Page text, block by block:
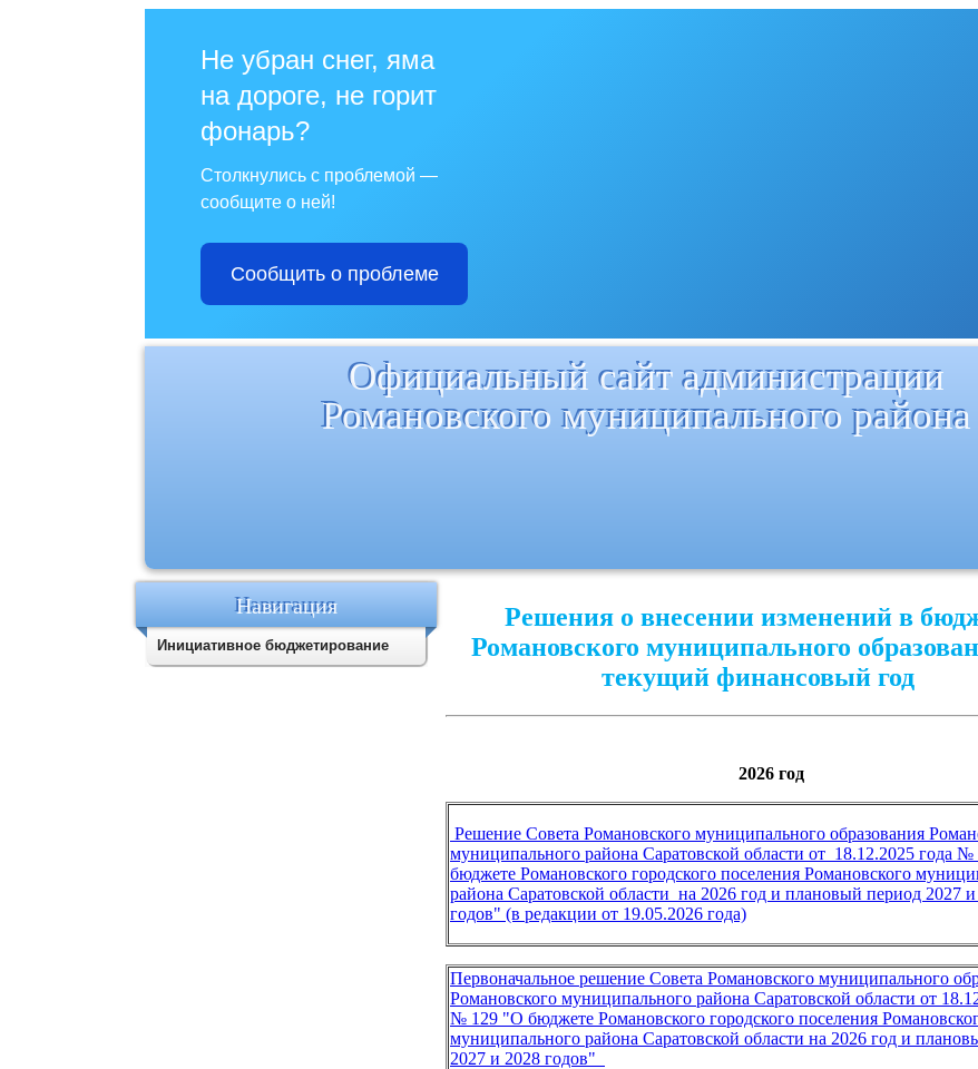
Не убран снег, яма
на дороге, не горит
фонарь?
Столкнулись с проблемой —
сообщите о ней!
Сообщить о проблеме
Официальный сайт администрации
Романовского муниципального района
Решения о внесении изменений в
Романовского муниципального
текущий финансовый год
2026 год
Решение Совета Романовского муниципального образования
муниципального района Саратовской области от 18.12.2025 года
бюджете Романовского городского поселения Романовского
района Саратовской области на 2026 год и плановый период 2027
годов" (в редакции от 19.05.2026 года)
Первоначальное решение Совета Романовского муниципального
Романовского муниципального района Саратовской области от
№ 129 "О бюджете Романовского городского поселения
муниципального района Саратовской области на 2026 год и
2027 и 2028 годов"
Навигация
Инициативное бюджетирование